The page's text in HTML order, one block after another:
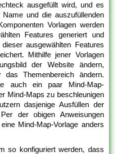
ausgefüllt wird, und es
und die auszufüllenden
Vorlagen werden
Features generiert und
ausgewählten Features
Mithilfe jener Vorlagen
der Website ändern,
Themenbereich ändern.
auch ein paar Mind-Map-
Mind-Maps zu beschleunigen
dasjenige Ausfüllen der
der obigen Anweisungen
Mind-Map-Vorlage anders
so konfiguriert werden, dass